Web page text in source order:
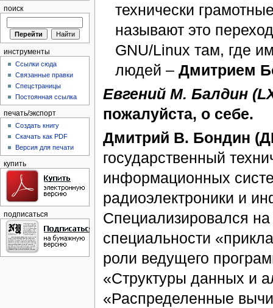
технически
называют это
GNU/Linux там, где
людей – Дмитрием
Евгений М. Балдин
пожалуйста, о себе.
Дмитрий В. Бондин
государственный
информационных
радиоэлектроники и
Специализировался
специальности
роли ведущего
«Структуры данных и
«Распределенные
поиск
инструменты
Ссылки сюда
Связанные правки
Спецстраницы
Постоянная ссылка
печать/экспорт
Создать книгу
Скачать как PDF
Версия для печати
купить
подписаться